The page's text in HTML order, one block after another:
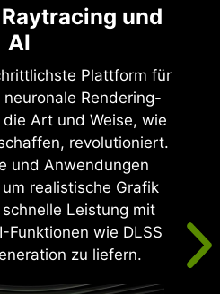
und
AI
Plattform für
Rendering-
Art und Weise, wie
revolutioniert.
und Anwendungen
realistische Grafik
Leistung mit
Funktionen wie DLSS
zu liefern.